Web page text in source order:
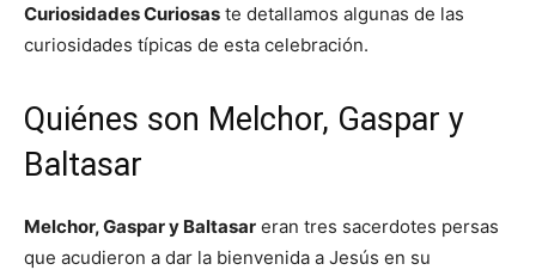
Curiosidades Curiosas te detallamos algunas de las
curiosidades típicas de esta celebración.
Quiénes son Melchor, Gaspar y
Baltasar
Melchor, Gaspar y Baltasar eran tres sacerdotes persas
que acudieron a dar la bienvenida a Jesús en su